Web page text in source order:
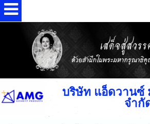
บริษัท แอ็ดวานซ์
จำกั